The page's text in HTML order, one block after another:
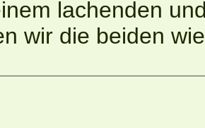
lachenden
wir die beiden